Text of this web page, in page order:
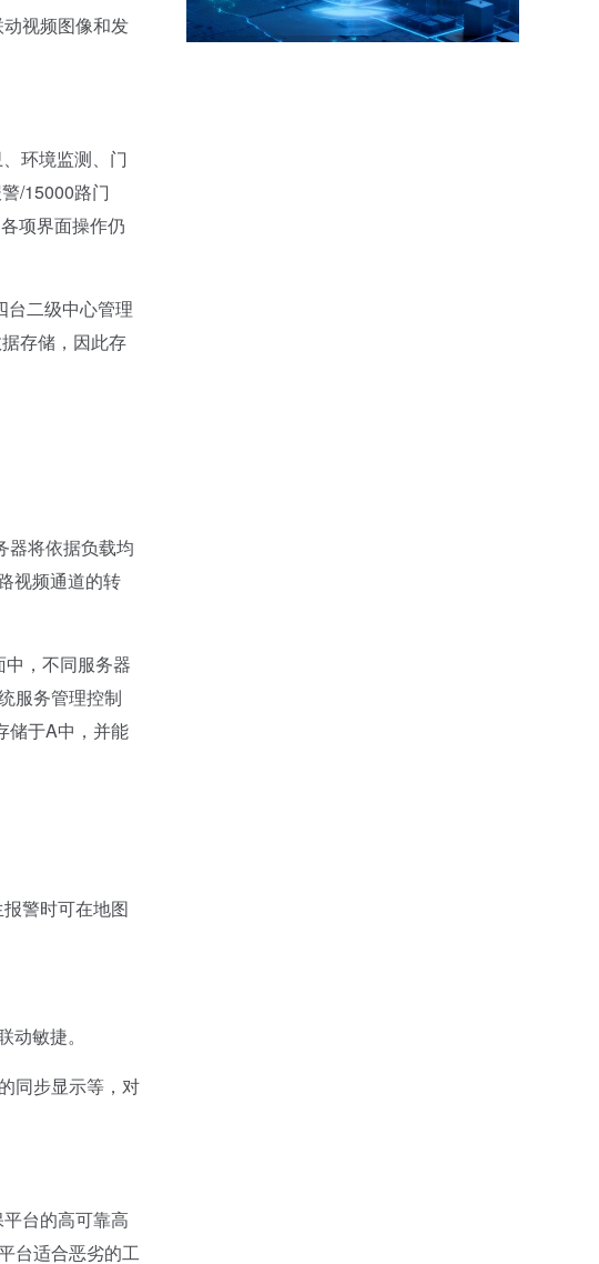
视频图像和发
环境监测、门
/15000路门
项界面操作仍
二级中心管理
存储，因此存
将依据负载均
视频通道的转
，不同服务器
服务管理控制
储于A中，并能
警时可在地图
敏捷。
同步显示等，对
台的高可靠高
台适合恶劣的工